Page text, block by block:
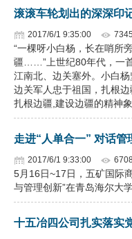
滚滚车轮划出的深深印
2017/6/1 9:35:00
“一棵呀小白杨，长在哨所
疆……”上世纪80年代，一
江南北、边关塞外。小白
边关军人忠于祖国，扎根
扎根边疆,建设边疆的精神
走进“人单合一” 对话管
2017/6/1 9:33:00
5月16日~17日，五矿国际
与管理创新”在青岛海尔大
十五冶四公司扎实落实